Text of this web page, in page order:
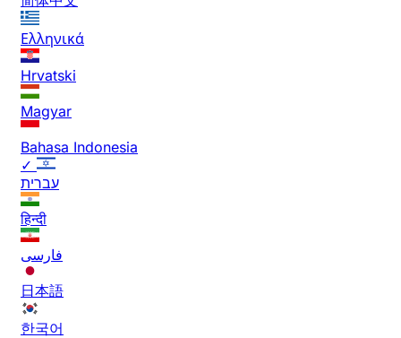
Ελληνικά
Hrvatski
Magyar
Bahasa Indonesia
✓
עברית
हिन्दी
فارسی
日本語
한국어